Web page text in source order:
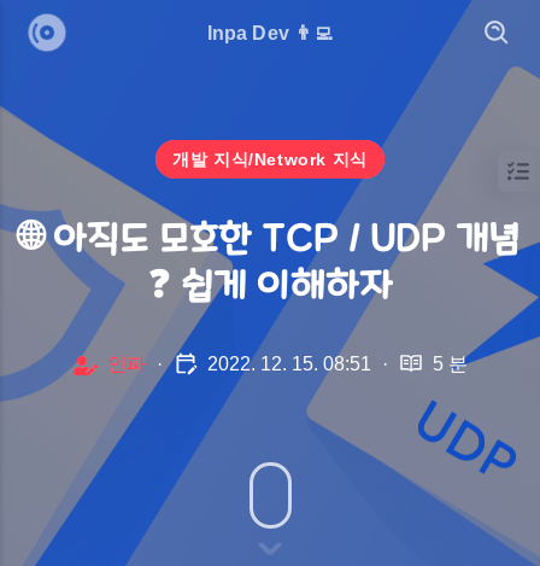
개발 지식/Network 지식
🌐 아직도 모호한 TCP / UDP 개념
❓ 쉽게 이해하자
인파 · 2022. 12. 15. 08:51 · 5 분
Inpa Dev 👨‍💻